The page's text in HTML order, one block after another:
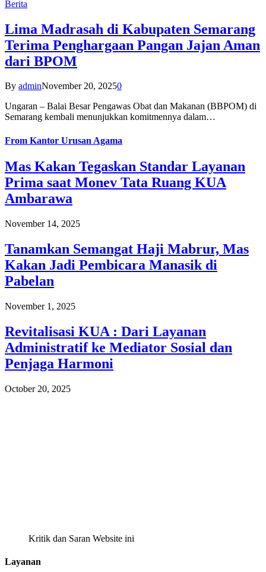
Berita
Lima Madrasah di Kabupaten Semarang
Terima Penghargaan Pangan Jajan Aman
dari BPOM
By adminNovember 20, 20250
Ungaran – Balai Besar Pengawas Obat dan Makanan (BBPOM) di
Semarang kembali menunjukkan komitmennya dalam…
From Kantor Urusan Agama
Mas Kakan Tegaskan Standar Layanan
Prima saat Monev Tata Ruang KUA
Ambarawa
November 14, 2025
Tanamkan Semangat Haji Mabrur, Mas
Kakan Jadi Pembicara Manasik di
Pabelan
November 1, 2025
Revitalisasi KUA : Dari Layanan
Administratif ke Mediator Sosial dan
Penjaga Harmoni
October 20, 2025
Kritik dan Saran Website ini
Layanan